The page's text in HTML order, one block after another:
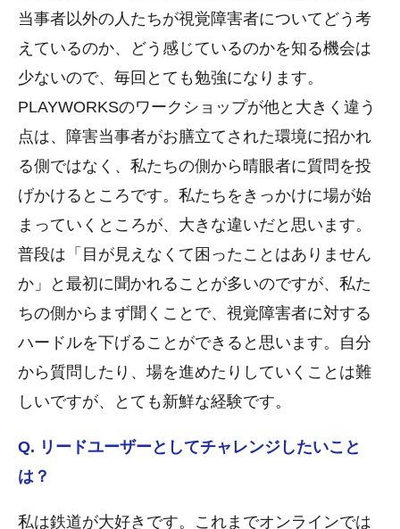
当事者以外の人たちが視覚障害者についてどう考
えているのか、どう感じているのかを知る機会は
少ないので、毎回とても勉強になります。
PLAYWORKSのワークショップが他と大きく違う
点は、障害当事者がお膳立てされた環境に招かれ
る側ではなく、私たちの側から晴眼者に質問を投
げかけるところです。私たちをきっかけに場が始
まっていくところが、大きな違いだと思います。
普段は「目が見えなくて困ったことはありません
か」と最初に聞かれることが多いのですが、私た
ちの側からまず聞くことで、視覚障害者に対する
ハードルを下げることができると思います。自分
から質問したり、場を進めたりしていくことは難
しいですが、とても新鮮な経験です。
Q. リードユーザーとしてチャレンジしたいこと
は？
私は鉄道が大好きです。これまでオンラインでは